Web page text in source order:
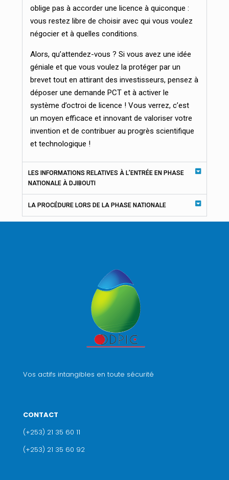
oblige pas à accorder une licence à quiconque :
vous restez libre de choisir avec qui vous voulez
négocier et à quelles conditions.
Alors, qu’attendez-vous ? Si vous avez une idée
géniale et que vous voulez la protéger par un
brevet tout en attirant des investisseurs, pensez à
déposer une demande PCT et à activer le
système d’octroi de licence ! Vous verrez, c’est
un moyen efficace et innovant de valoriser votre
invention et de contribuer au progrès scientifique
et technologique !
LES INFORMATIONS RELATIVES À L’ENTRÉE EN PHASE
NATIONALE À DJIBOUTI
LA PROCÉDURE LORS DE LA PHASE NATIONALE
Vos actifs intangibles en toute sécurité
CONTACT
(+253) 21 35 60 11
(+253) 21 35 60 92